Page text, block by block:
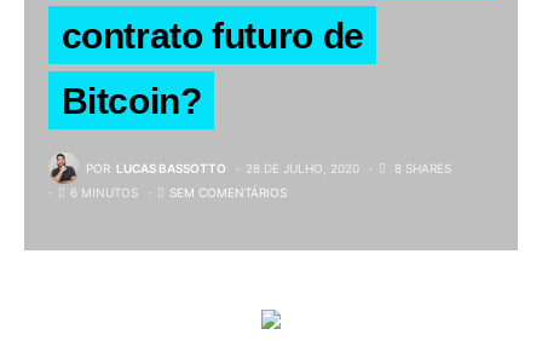
contrato futuro de
Bitcoin?
POR LUCAS BASSOTTO 28 DE JULHO, 2020
8 SHARES
6 MINUTOS
SEM COMENTÁRIOS